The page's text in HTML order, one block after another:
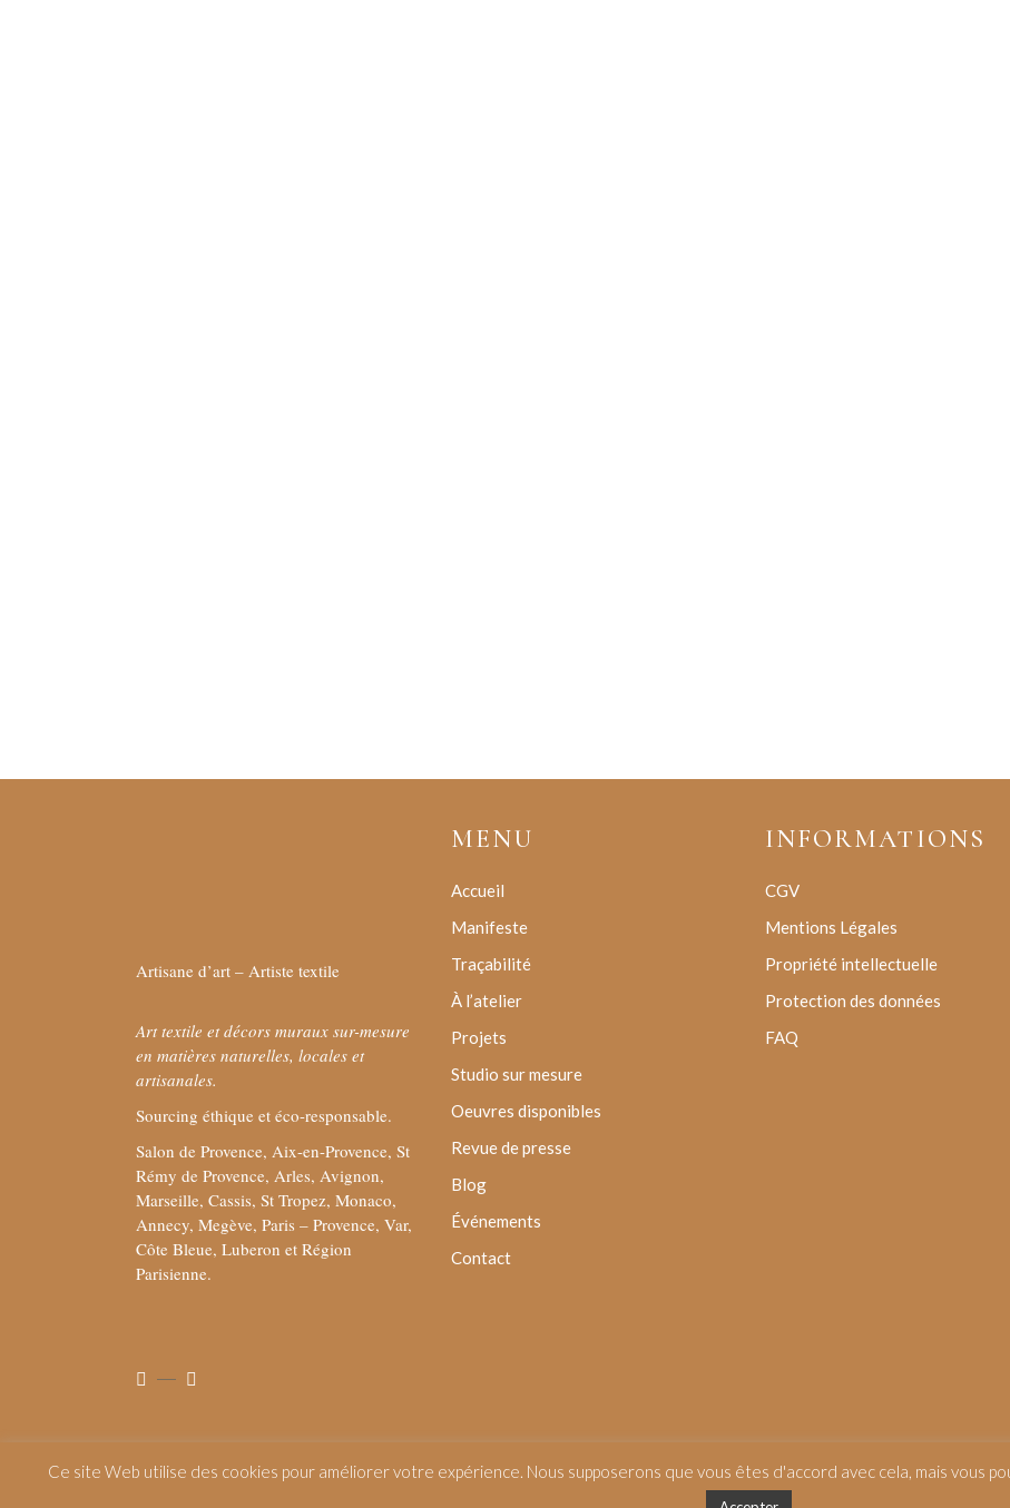
Artisane d’art – Artiste textile
Art textile et décors muraux sur-mesure
en matières naturelles, locales et
artisanales.
Sourcing éthique et éco-responsable.
Salon de Provence, Aix-en-Provence, St
Rémy de Provence, Arles, Avignon,
Marseille, Cassis, St Tropez, Monaco,
Annecy, Megève, Paris – Provence, Var,
Côte Bleue, Luberon et Région
Parisienne.
MENU
Accueil
Manifeste
Traçabilité
À l’atelier
Projets
Studio sur mesure
Oeuvres disponibles
Revue de presse
Blog
Événements
Contact
INFORMATIONS
CGV
Mentions Légales
Propriété intellectuelle
Protection des données
FAQ
Ce site Web utilise des cookies pour améliorer votre expérience. Nous supposerons que vous êtes d'accord avec cela, mais vous